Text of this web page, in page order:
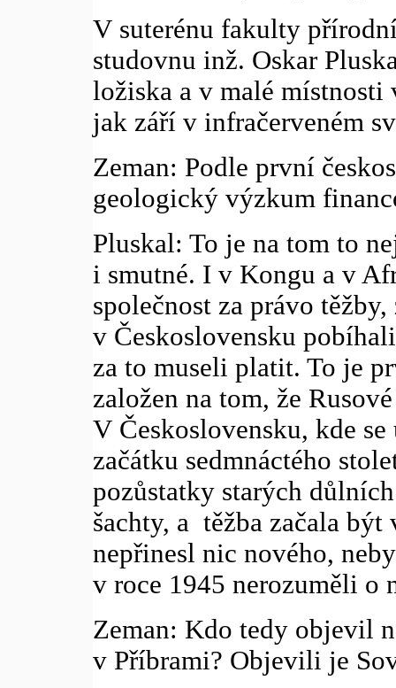
V suterénu fakulty
studovnu inž. Oskar
ložiska a v malé místnosti
jak září v infračerveném
Zeman: Podle první
geologický výzkum
Pluskal: To je na tom to
i smutné. I v Kongu a v
společnost za právo
v Československu
za to museli platit. To je
založen na tom, že
V Československu, kde
začátku sedmnáctého
pozůstatky starých
šachty, a těžba začala
nepřinesl nic nového,
v roce 1945 nerozuměli
Zeman: Kdo tedy objevil
v Příbrami? Objevili je